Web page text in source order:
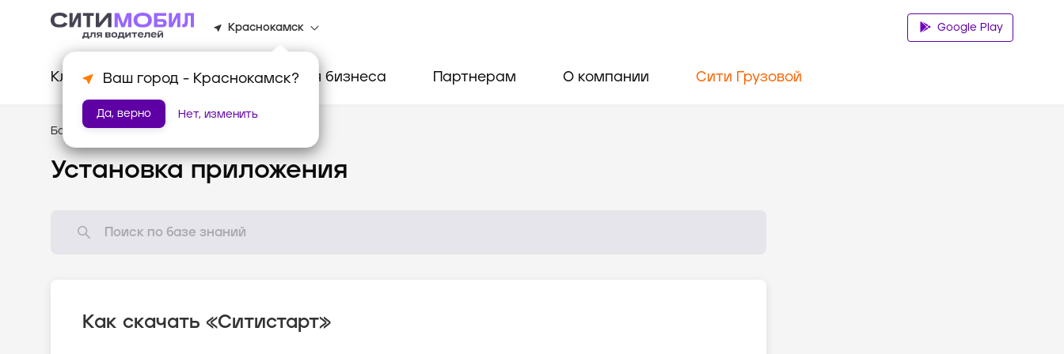
Краснокамск
Ваш город - Краснокамск?
Да, верно Нет, изменить
Google Play
Клиентам Водителям Для бизнеса Партнерам О компании Сити Грузовой
База знаний /Популярные вопросы
Установка приложения
Как скачать «Ситистарт»